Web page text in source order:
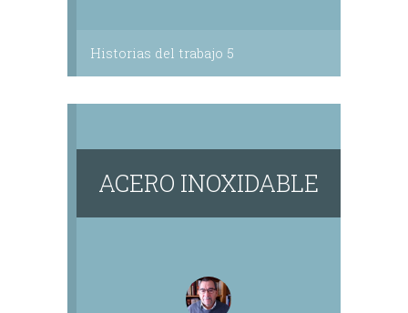
Historias del trabajo 5
ACERO INOXIDABLE